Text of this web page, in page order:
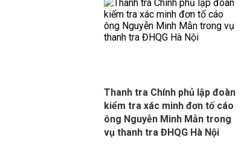
Thanh tra Chính phủ lập đoàn
kiểm tra xác minh đơn tố cáo
ông Nguyễn Minh Mẫn trong
vụ thanh tra ĐHQG Hà Nội